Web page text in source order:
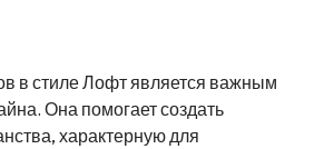
в стиле Лофт является важным
Она помогает создать
характерную для